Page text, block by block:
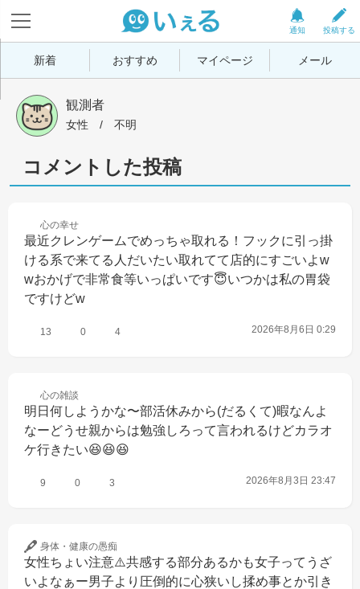
投稿する
通知
新着 おすすめ マイページ メール
観測者
女性 / 不明
コメントした投稿
心の幸せ
最近クレンゲームでめっちゃ取れる！フックに引っ掛
ける系で来てる人だいたい取れてて店的にすごいよw
wおかげで非常食等いっぱいです😇いつかは私の胃袋
ですけどw
13 0 4 2026年8月6日 0:29
心の雑談
明日何しようかな〜部活休みから(だるくて)暇なんよ
なーどうせ親からは勉強しろって言われるけどカラオ
ケ行きたい😆😆😆
9 0 3 2026年8月3日 23:47
身体・健康の愚痴
女性ちょい注意⚠️共感する部分あるかも女子ってうざ
いよなぁー男子より圧倒的に心狭いし揉め事とか引き